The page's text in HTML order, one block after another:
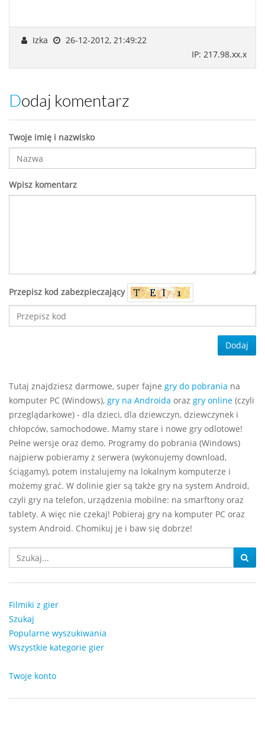
Izka
26-12-2012, 21:49:22
IP: 217.98.xx.x
Dodaj komentarz
Twoje imię i nazwisko
Wpisz komentarz
Przepisz kod zabezpieczający
Dodaj
Tutaj znajdziesz darmowe, super fajne gry do pobrania na
komputer PC (Windows), gry na Androida oraz gry online (czyli
przeglądarkowe) - dla dzieci, dla dziewczyn, dziewczynek i
chłopców, samochodowe. Mamy stare i nowe gry odlotowe!
Pełne wersje oraz demo. Programy do pobrania (Windows)
najpierw pobieramy z serwera (wykonujemy download,
ściągamy), potem instalujemy na lokalnym komputerze i
możemy grać. W dolinie gier są także gry na system Android,
czyli gry na telefon, urządzenia mobilne: na smarftony oraz
tablety. A więc nie czekaj! Pobieraj gry na komputer PC oraz
system Android. Chomikuj je i baw się dobrze!
Filmiki z gier
Szukaj
Popularne wyszukiwania
Wszystkie kategorie gier
Twoje konto